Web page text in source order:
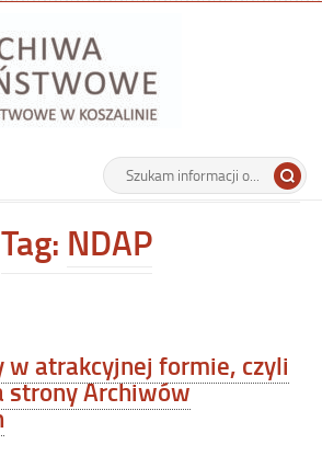
Państwowe w Koszalinie
Wyszukiwarka
Tutaj
wpisz
Tag: NDAP
w atrakcyjnej formie, czyli
strony Archiwów